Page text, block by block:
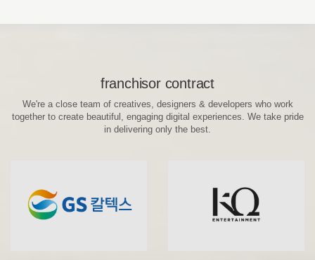
franchisor contract
We're a close team of creatives, designers & developers who work
together to create beautiful, engaging digital experiences. We take pride
in delivering only the best.